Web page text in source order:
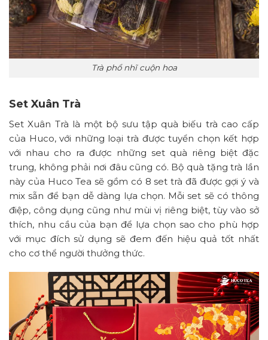
Trà phổ nhĩ cuộn hoa
Set Xuân Trà
Set Xuân Trà là một bộ sưu tập quà biếu trà cao cấp
của Huco, với những loại trà được tuyển chọn kết hợp
với nhau cho ra được những set quà riêng biệt đặc
trung, không phải nơi đâu cũng có. Bộ quà tặng trà lần
này của Huco Tea sẽ gồm có 8 set trà đã được gợi ý và
mix sẵn để bạn dễ dàng lựa chọn. Mỗi set sẽ có thông
điệp, công dụng cũng như mùi vị riêng biệt, tùy vào sở
thích, nhu cầu của bạn để lựa chọn sao cho phù hợp
với mục đích sử dụng sẽ đem đến hiệu quả tốt nhất
cho cơ thể người thưởng thức.